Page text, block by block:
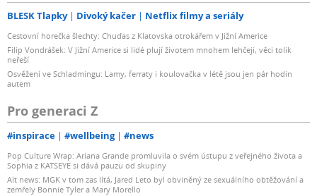
BLESK Tlapky Divoký kačer Netflix filmy a seriály
Cestovní horečka šlechty: Chuďas z Klatovska otrokářem v Jižní Americe
Filip Vondrášek: V Jižní Americe si lidé plují životem mnohem lehčeji, věci tolik
neřeší
Osvěžení ve Schladmingu: Lamy, ferraty i koulovačka v létě jsou jen pár hodin
autem
Pro generaci Z
#inspirace #wellbeing #news
Pop Culture Wrap: Ariana Grande promluvila o svém ústupu z veřejného života a
Sophia z KATSEYE si dává pauzu od skupiny
Alt news: MGK v tom zas lítá, Jared Leto byl obviněný ze sexuálního obtěžování a
zemřely Bonnie Tyler a Mary Morello